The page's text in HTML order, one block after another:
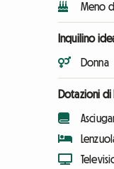
Meno
Inquilino
Donna
Dotazioni di